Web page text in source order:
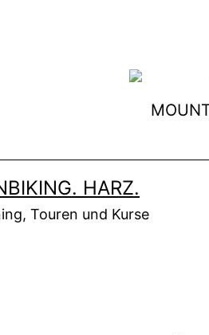
HARZ.
Touren und Kurse